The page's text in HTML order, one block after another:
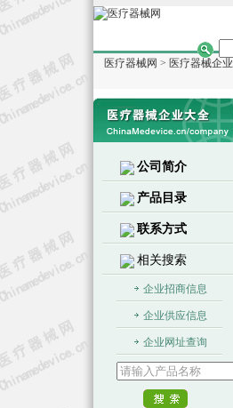
医疗器械网 > 医疗器械企业
公司简介
产品目录
联系方式
相关搜索
企业招商信息
企业供应信息
企业网址查询